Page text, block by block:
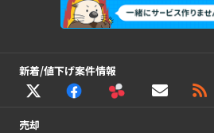
新着/値下げ案件情報
売却